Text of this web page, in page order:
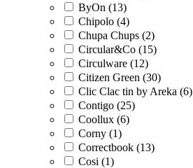
ByOn (13)
Chipolo (4)
Chupa Chups (2)
Circular&Co (15)
Circulware (12)
Citizen Green (30)
Clic Clac tin by Areka (6)
Contigo (25)
Coollux (6)
Corny (1)
Correctbook (13)
Cosi (1)